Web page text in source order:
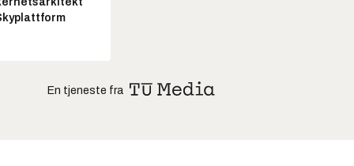
En tjeneste fra